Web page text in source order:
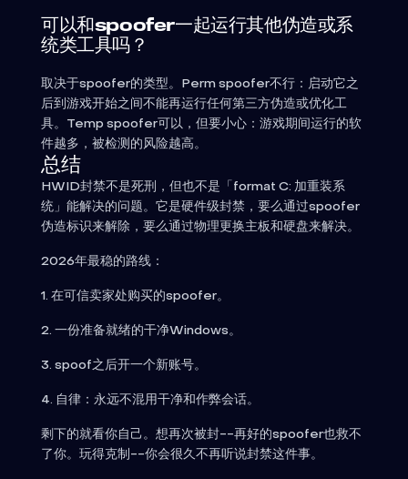
可以和spoofer一起运行其他伪造或系
统类工具吗？
取决于spoofer的类型。Perm spoofer不行：启动它之
后到游戏开始之间不能再运行任何第三方伪造或优化工
具。Temp spoofer可以，但要小心：游戏期间运行的软
件越多，被检测的风险越高。
总结
HWID封禁不是死刑，但也不是「format C: 加重装系
统」能解决的问题。它是硬件级封禁，要么通过spoofer
伪造标识来解除，要么通过物理更换主板和硬盘来解决。
2026年最稳的路线：
1. 在可信卖家处购买的spoofer。
2. 一份准备就绪的干净Windows。
3. spoof之后开一个新账号。
4. 自律：永远不混用干净和作弊会话。
剩下的就看你自己。想再次被封--再好的spoofer也救不
了你。玩得克制--你会很久不再听说封禁这件事。